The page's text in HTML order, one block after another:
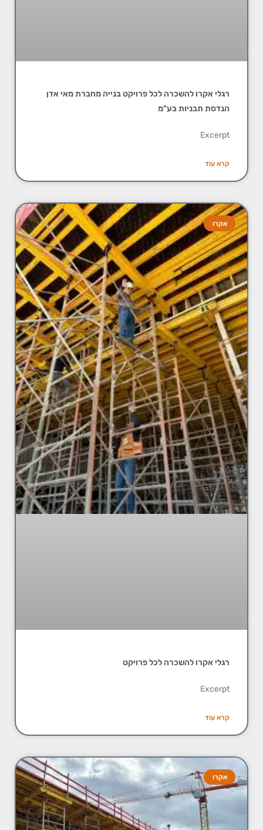
רגלי אקרו להשכרה לכל פרויקט בנייה מחברת מאי אדן
הנדסת תבניות בע"מ
Excerpt
קרא עוד
אקרו
רגלי אקרו להשכרה לכל פרויקט
Excerpt
קרא עוד
אקרו